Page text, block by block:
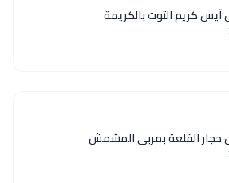
كريم التوت بالكريمة
القلعة بمربى المشمش